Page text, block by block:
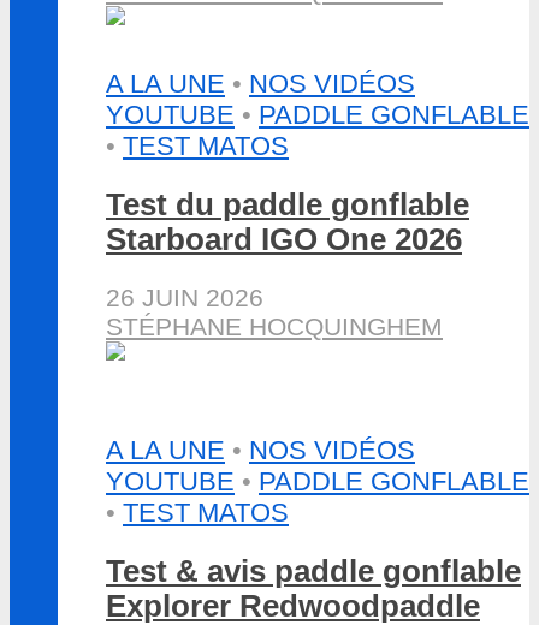
A LA UNE • NOS VIDÉOS
YOUTUBE • PADDLE GONFLABLE
• TEST MATOS
Test du paddle gonflable
Starboard IGO One 2026
26 JUIN 2026
STÉPHANE HOCQUINGHEM
A LA UNE • NOS VIDÉOS
YOUTUBE • PADDLE GONFLABLE
• TEST MATOS
Test & avis paddle gonflable
Explorer Redwoodpaddle